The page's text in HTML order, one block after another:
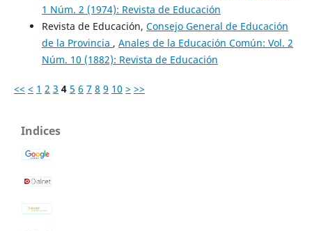
1 Núm. 2 (1974): Revista de Educación
Revista de Educación, Consejo General de Educación
de la Provincia , Anales de la Educación Común: Vol. 2
Núm. 10 (1882): Revista de Educación
<< < 1 2 3 4 5 6 7 8 9 10 > >>
Indices